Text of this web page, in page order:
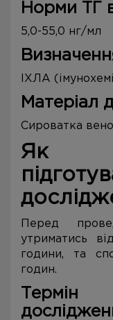
Норми ТГ
5,0-55,0 нг/мл
ІХЛА
Матеріал
Сироватка
Як
Перед
утриматись
години, та
годин.